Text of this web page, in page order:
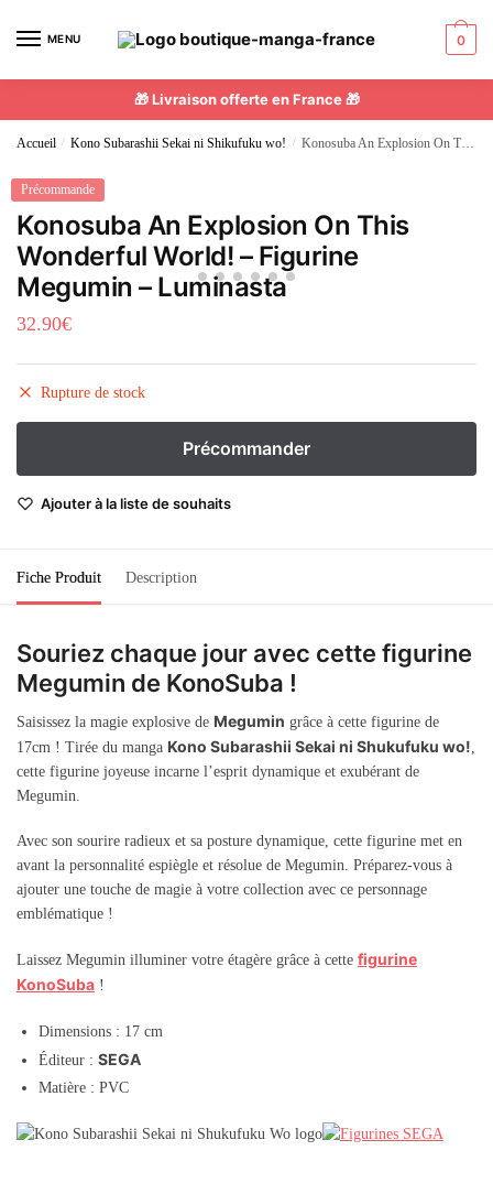
MENU 0
🎁 Livraison offerte en France 🎁
Accueil / Kono Subarashii Sekai ni Shikufuku wo! / Konosuba An Explosion On This Wonderful World! – Figurine Megumin – Luminasta
Précommande
Konosuba An Explosion On This
Wonderful World! – Figurine
Megumin – Luminasta
32.90€
Rupture de stock
Ajouter à la liste de souhaits
Fiche Produit Description
Souriez chaque jour avec cette figurine
Megumin de KonoSuba !
Saisissez la magie explosive de Megumin grâce à cette figurine de
17cm ! Tirée du manga Kono Subarashii Sekai ni Shukufuku wo!
cette figurine joyeuse incarne l’esprit dynamique et exubérant de
Megumin.
Avec son sourire radieux et sa posture dynamique, cette figurine met en
avant la personnalité espiègle et résolue de Megumin. Préparez-vous à
ajouter une touche de magie à votre collection avec ce personnage
emblématique !
Laissez Megumin illuminer votre étagère grâce à cette figurine
KonoSuba !
Dimensions : 17 cm
Éditeur : SEGA
Matière : PVC